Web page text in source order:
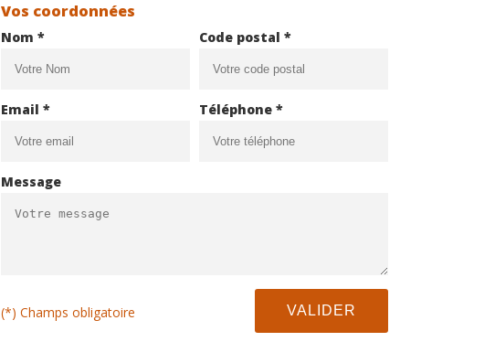
Vos coordonnées
Nom * Code postal *
Email * Téléphone *
Message
(*) Champs obligatoire